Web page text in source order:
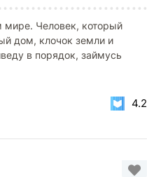
мире. Человек, который
дом, клочок земли и
в порядок, займусь
4.2